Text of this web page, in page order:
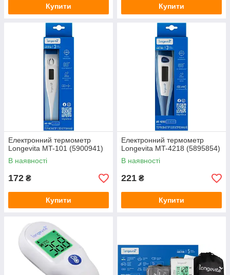
Купити Купити
Електронний термометр
Longevita MT-101 (5900941)
В наявності
172 ₴
Купити
Електронний термометр
Longevita MT-4218 (5895854)
В наявності
221 ₴
Купити